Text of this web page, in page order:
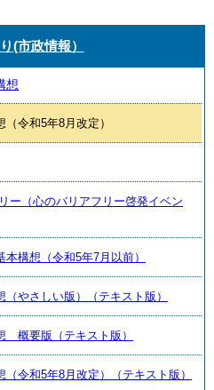
(市政情報）
想
令和5年8月改定）
ー（心のバリアフリー啓発イベン
構想（令和5年7月以前）
やさしい版）（テキスト版）
概要版（テキスト版）
令和5年8月改定）（テキスト版）